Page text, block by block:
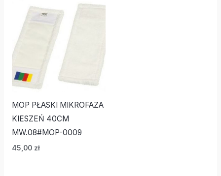
MOP PŁASKI MIKROFAZA
KIESZEŃ 40CM
MW.08#MOP-0009
45,00 zł